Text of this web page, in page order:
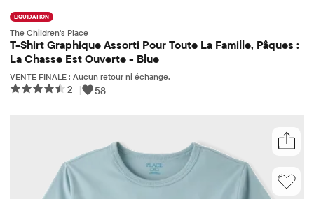
LIQUIDATION
The Children's Place
T-Shirt Graphique Assorti Pour Toute La Famille, Pâques :
La Chasse Est Ouverte - Blue
VENTE FINALE : Aucun retour ni échange.
2 | 58